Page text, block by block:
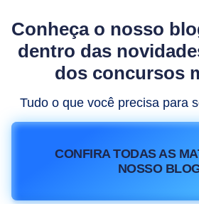
Conheça o nosso
dentro das
dos concursos
Tudo o que você precisa para
CONFIRA TODAS AS
NOSSO